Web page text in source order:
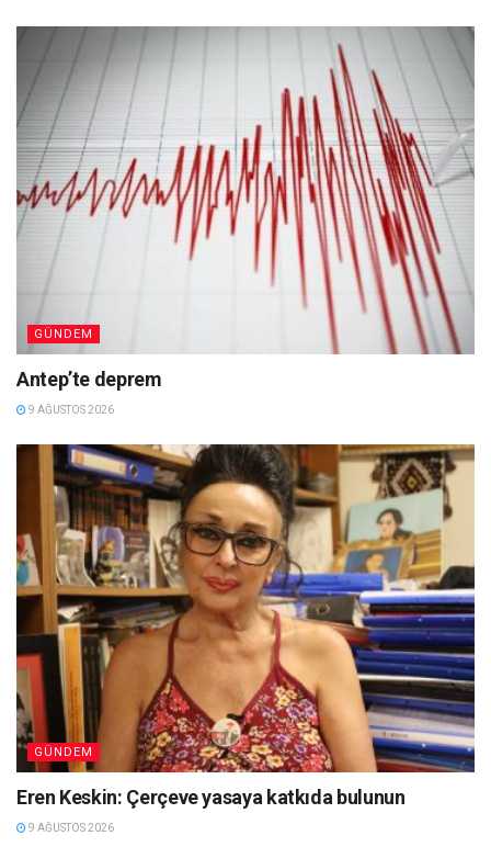
GÜNDEM
Antep’te deprem
9 AĞUSTOS 2026
GÜNDEM
Eren Keskin: Çerçeve yasaya katkıda bulunun
9 AĞUSTOS 2026